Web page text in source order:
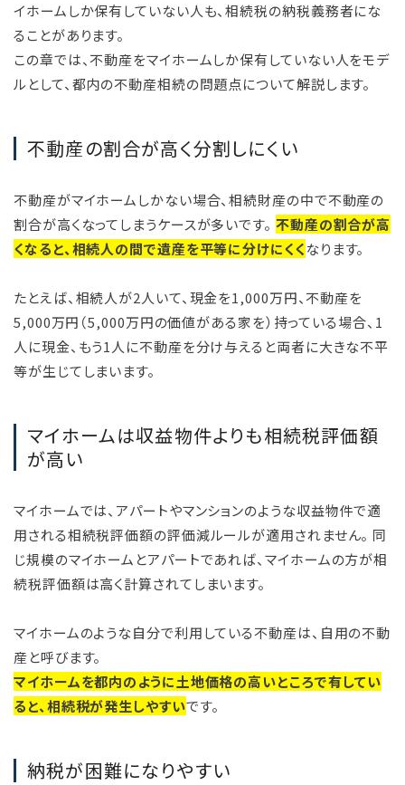
イホームしか保有していない人も、相続税の納税義務者にな
ることがあります。
この章では、不動産をマイホームしか保有していない人をモデ
ルとして、都内の不動産相続の問題点について解説します。
不動産の割合が高く分割しにくい
不動産がマイホームしかない場合、相続財産の中で不動産の
割合が高くなってしまうケースが多いです。 不動産の割合が高
くなると、相続人の間で遺産を平等に分けにくくなります。
たとえば、相続人が2人いて、現金を1,000万円、不動産を
5,000万円（5,000万円の価値がある家を）持っている場合、1
人に現金、もう1人に不動産を分け与えると両者に大きな不平
等が生じてしまいます。
マイホームは収益物件よりも相続税評価額
が高い
マイホームでは、アパートやマンションのような収益物件で適
用される相続税評価額の評価減ルールが適用されません。 同
じ規模のマイホームとアパートであれば、マイホームの方が相
続税評価額は高く計算されてしまいます。
マイホームのような自分で利用している不動産は、自用の不動
産と呼びます。
マイホームを都内のように土地価格の高いところで有してい
ると、相続税が発生しやすいです。
納税が困難になりやすい